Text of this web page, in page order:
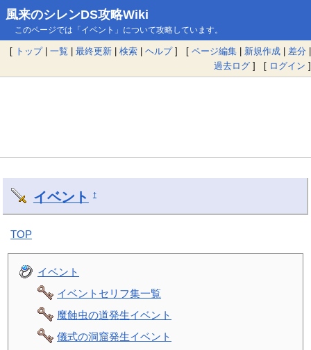
風来のシレンDS攻略Wiki
このページでは「イベント」について攻略しています。
[ トップ| 一覧 | 最終更新 | 検索 | ヘルプ] [ ページ編集 | 新規作成 | 差分 |
過去ログ ] [ ログイン ]
イベント †
TOP
イベント
イベントセリフ集一覧
魔蝕虫の道発生イベント
儀式の洞窟発生イベント